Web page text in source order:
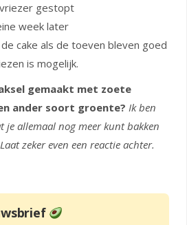
gestopt
week later
cake als de toeven bleven goed
is mogelijk.
gemaakt met zoete
ander soort groente? Ik ben
je allemaal nog meer kunt bakken
zeker even een reactie achter.